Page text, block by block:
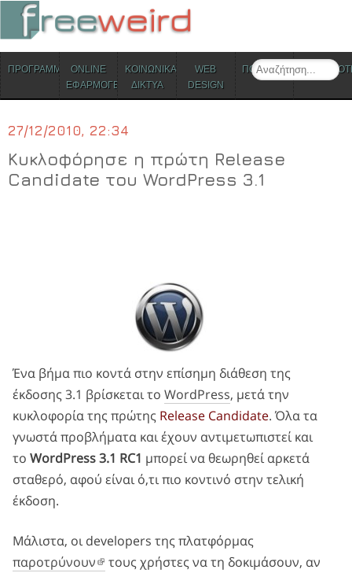
Search
Skip to content
ΠΡΟΓΡΑΜΜΑΤΑONLINE
ΕΦΑΡΜΟΓΕΣ
ΚΟΙΝΩΝΙΚΑ
ΔΙΚΤΥΑ
WEB
DESIGN
ΠΟΛΙΤΙΣΜΟΣ
27/12/2010, 22:34
Κυκλοφόρησε η πρώτη Release
Candidate του WordPress 3.1
Ένα βήμα πιο κοντά στην επίσημη διάθεση της
έκδοσης 3.1 βρίσκεται το WordPress, μετά την
κυκλοφορία της πρώτης Release Candidate. Όλα τα
γνωστά προβλήματα καιέχουν αντιμετωπιστεί και
το WordPress 3.1 RC1 μπορεί να θεωρηθεί αρκετά
σταθερό, αφού είναι ό,τι πιο κοντινό στην τελική
έκδοση.
Μάλιστα, οι developers της πλατφόρμας
παροτρύνουν
τους χρήστες να τη δοκιμάσουν, αν